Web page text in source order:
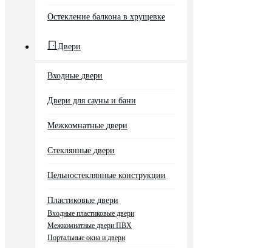
Остекление балкона в хрущевке
Двери
Входные двери
Двери для сауны и бани
Межкомнатные двери
Стеклянные двери
Цельностеклянные конструкции
Пластиковые двери
Входные пластиковые двери
Межкомнатные двери ПВХ
Портальные окна и двери